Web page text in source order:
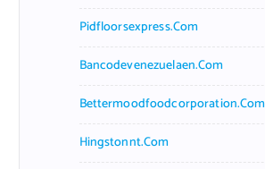
Pidfloorsexpress.com
Bancodevenezuelaen.com
Bettermoodfoodcorporation.com
Hingstonnt.com